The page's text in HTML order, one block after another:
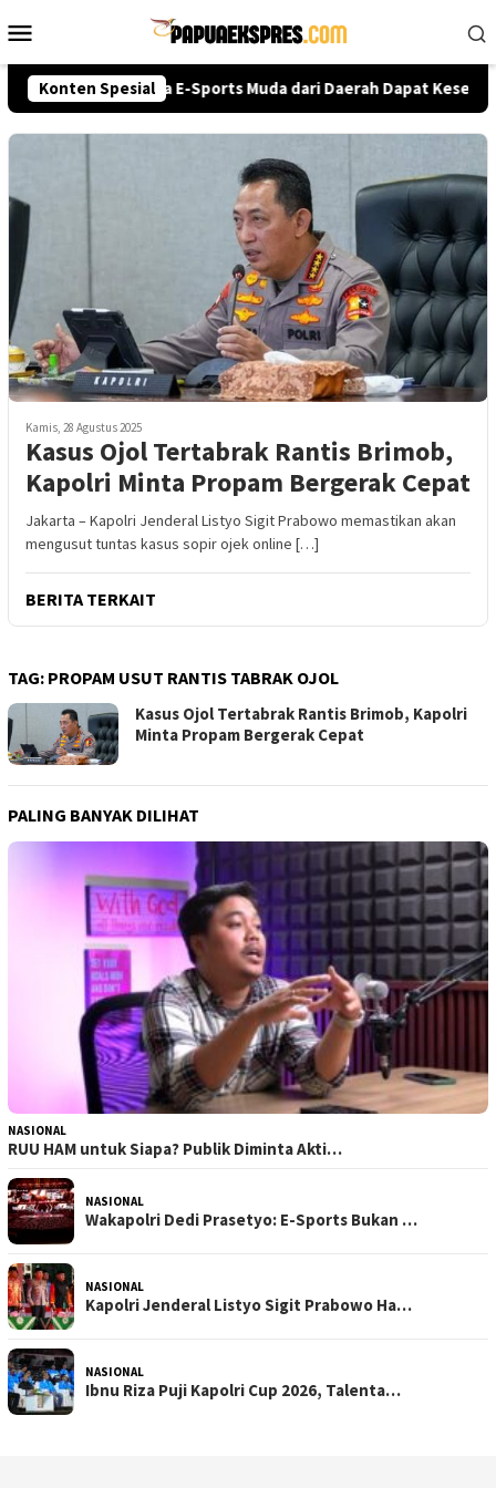
ke
Mobile
Konten Spesial
Cup 2026, Talenta E-Sports Muda dari Daerah Dapat
Kamis, 28 Agustus 2025
Kasus Ojol Tertabrak Rantis Brimob,
Kapolri Minta Propam Bergerak Cepat
Jakarta – Kapolri Jenderal Listyo Sigit Prabowo memastikan akan
mengusut tuntas kasus sopir ojek online […]
BERITA TERKAIT
TAG: PROPAM USUT RANTIS TABRAK OJOL
Kasus Ojol Tertabrak Rantis Brimob, Kapolri
Minta Propam Bergerak Cepat
PALING BANYAK DILIHAT
NASIONAL
RUU HAM untuk Siapa? Publik Diminta Akti…
NASIONAL
Wakapolri Dedi Prasetyo: E-Sports Bukan …
NASIONAL
Kapolri Jenderal Listyo Sigit Prabowo Ha…
NASIONAL
Ibnu Riza Puji Kapolri Cup 2026, Talenta…